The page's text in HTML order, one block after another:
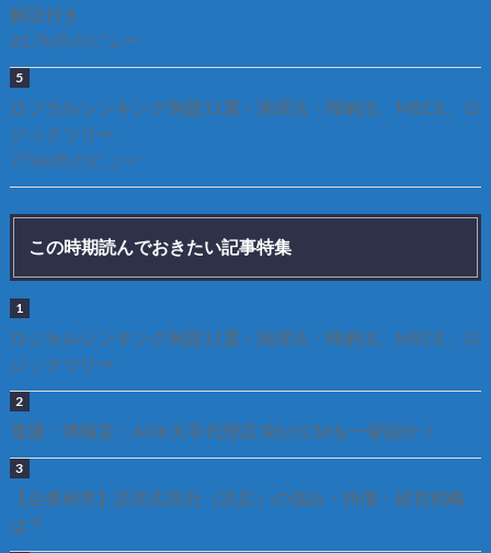
解説付き
81.7k件のビュー
ロジカルシンキング例題11選 – 演繹法・帰納法、MECE、ロ
ジックツリー
77.6k件のビュー
この時期読んでおきたい記事特集
ロジカルシンキング例題11選 – 演繹法・帰納法、MECE、ロ
ジックツリー
電通・博報堂・ADK大手代理店3社のCMを一挙紹介！
【企業研究】読売広告社（読広）の強み・特徴・経営戦略
は？